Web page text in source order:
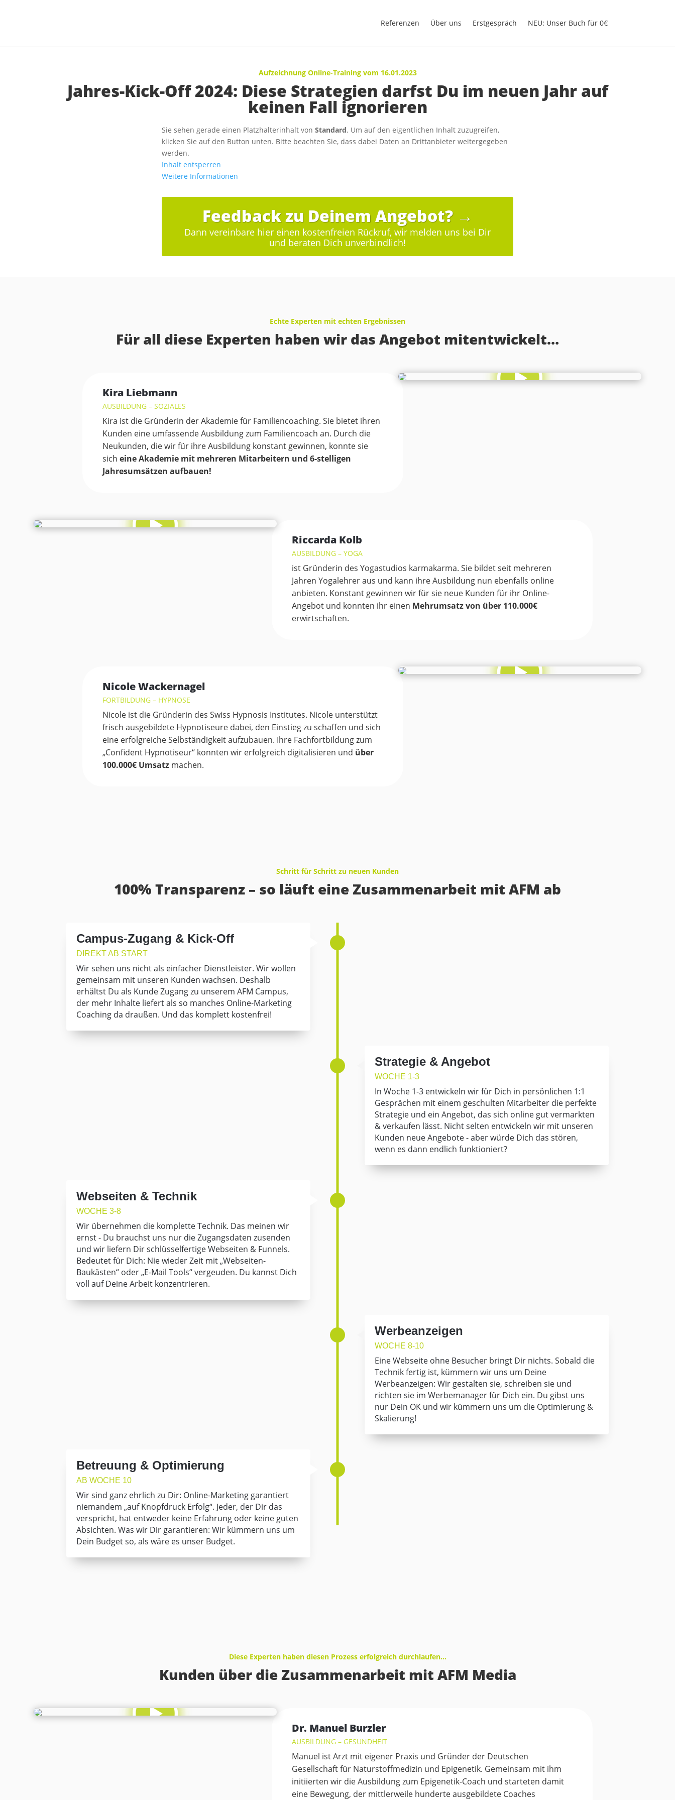
Referenzen Über uns Erstgespräch NEU: Unser Buch für 0€
Aufzeichnung Online-Training vom 16.01.2023
Jahres-Kick-Off 2024: Diese Strategien darfst Du im neuen Jahr auf
keinen Fall ignorieren
Sie sehen gerade einen Platzhalterinhalt von Standard. Um auf den eigentlichen Inhalt zuzugreifen,
klicken Sie auf den Button unten. Bitte beachten Sie, dass dabei Daten an Drittanbieter weitergegeben
werden.
Inhalt entsperren
Weitere Informationen
Feedback zu Deinem Angebot? →
Dann vereinbare hier einen kostenfreien Rückruf, wir melden uns bei Dir
und beraten Dich unverbindlich!
Echte Experten mit echten Ergebnissen
Für all diese Experten haben wir das Angebot mitentwickelt…
Kira Liebmann
AUSBILDUNG – SOZIALES
Kira ist die Gründerin der Akademie für Familiencoaching. Sie bietet ihren
Kunden eine umfassende Ausbildung zum Familiencoach an. Durch die
Neukunden, die wir für ihre Ausbildung konstant gewinnen, konnte sie
sich eine Akademie mit mehreren Mitarbeitern und 6-stelligen
Jahresumsätzen aufbauen!
Riccarda Kolb
AUSBILDUNG – YOGA
ist Gründerin des Yogastudios karmakarma.Sie bildet seit mehreren
Jahren Yogalehrer aus und kann ihre Ausbildung nun ebenfalls online
anbieten. Konstant gewinnen wir für sie neue Kunden für ihr Online-
Angebot und konnten ihr einen Mehrumsatz von über 110.000€
erwirtschaften.
Nicole Wackernagel
FORTBILDUNG – HYPNOSE
Nicole ist die Gründerin des Swiss Hypnosis Institutes. Nicole unterstützt
frisch ausgebildete Hypnotiseure dabei, den Einstieg zu schaffen und sich
eine erfolgreiche Selbständigkeit aufzubauen. Ihre Fachfortbildung zum
„Confident Hypnotiseur“ konnten wir erfolgreich digitalisieren und über
100.000€ Umsatz machen.
Schritt für Schritt zu neuen Kunden
100% Transparenz – so läuft eine Zusammenarbeit mit AFM ab
Campus-Zugang & Kick-Off
DIREKT AB START
Wir sehen uns nicht als einfacher Dienstleister. Wir wollen
gemeinsam mit unseren Kunden wachsen. Deshalb
erhältst Du als Kunde Zugang zu unserem AFM Campus,
der mehr Inhalte liefert als so manches Online-Marketing
Coaching da draußen. Und das komplett kostenfrei!
Strategie & Angebot
WOCHE 1-3
In Woche 1-3 entwickeln wir für Dich in persönlichen 1:1
Gesprächen mit einem geschulten Mitarbeiter die perfekte
Strategie und ein Angebot, das sich online gut vermarkten
& verkaufen lässt. Nicht selten entwickeln wir mit unseren
Kunden neue Angebote - aber würde Dich das stören,
wenn es dann endlich funktioniert?
Webseiten & Technik
WOCHE 3-8
Wir übernehmen die komplette Technik. Das meinen wir
ernst - Du brauchst uns nur die Zugangsdaten zusenden
und wir liefern Dir schlüsselfertige Webseiten & Funnels.
Bedeutet für Dich: Nie wieder Zeit mit „Webseiten-
Baukästen“ oder „E-Mail Tools“ vergeuden. Du kannst Dich
voll auf Deine Arbeit konzentrieren.
Werbeanzeigen
WOCHE 8-10
Eine Webseite ohne Besucher bringt Dir nichts. Sobald die
Technik fertig ist, kümmern wir uns um Deine
Werbeanzeigen: Wir gestalten sie, schreiben sie und
richten sie im Werbemanager für Dich ein. Du gibst uns
nur Dein OK und wir kümmern uns um die Optimierung &
Skalierung!
Betreuung & Optimierung
AB WOCHE 10
Wir sind ganz ehrlich zu Dir: Online-Marketing garantiert
niemandem „auf Knopfdruck Erfolg“. Jeder, der Dir das
verspricht, hat entweder keine Erfahrung oder keine guten
Absichten. Was wir Dir garantieren: Wir kümmern uns um
Dein Budget so, als wäre es unser Budget.
Diese Experten haben diesen Prozess erfolgreich durchlaufen…
Kunden über die Zusammenarbeit mit AFM Media
Dr. Manuel Burzler
AUSBILDUNG – GESUNDHEIT
Manuel ist Arzt mit eigener Praxis und Gründer der Deutschen
Gesellschaft für Naturstoffmedizin und Epigenetik. Gemeinsam mit ihm
initiierten wir die Ausbildung zum Epigenetik-Coach und starteten damit
eine Bewegung, der mittlerweile hunderte ausgebildete Coaches